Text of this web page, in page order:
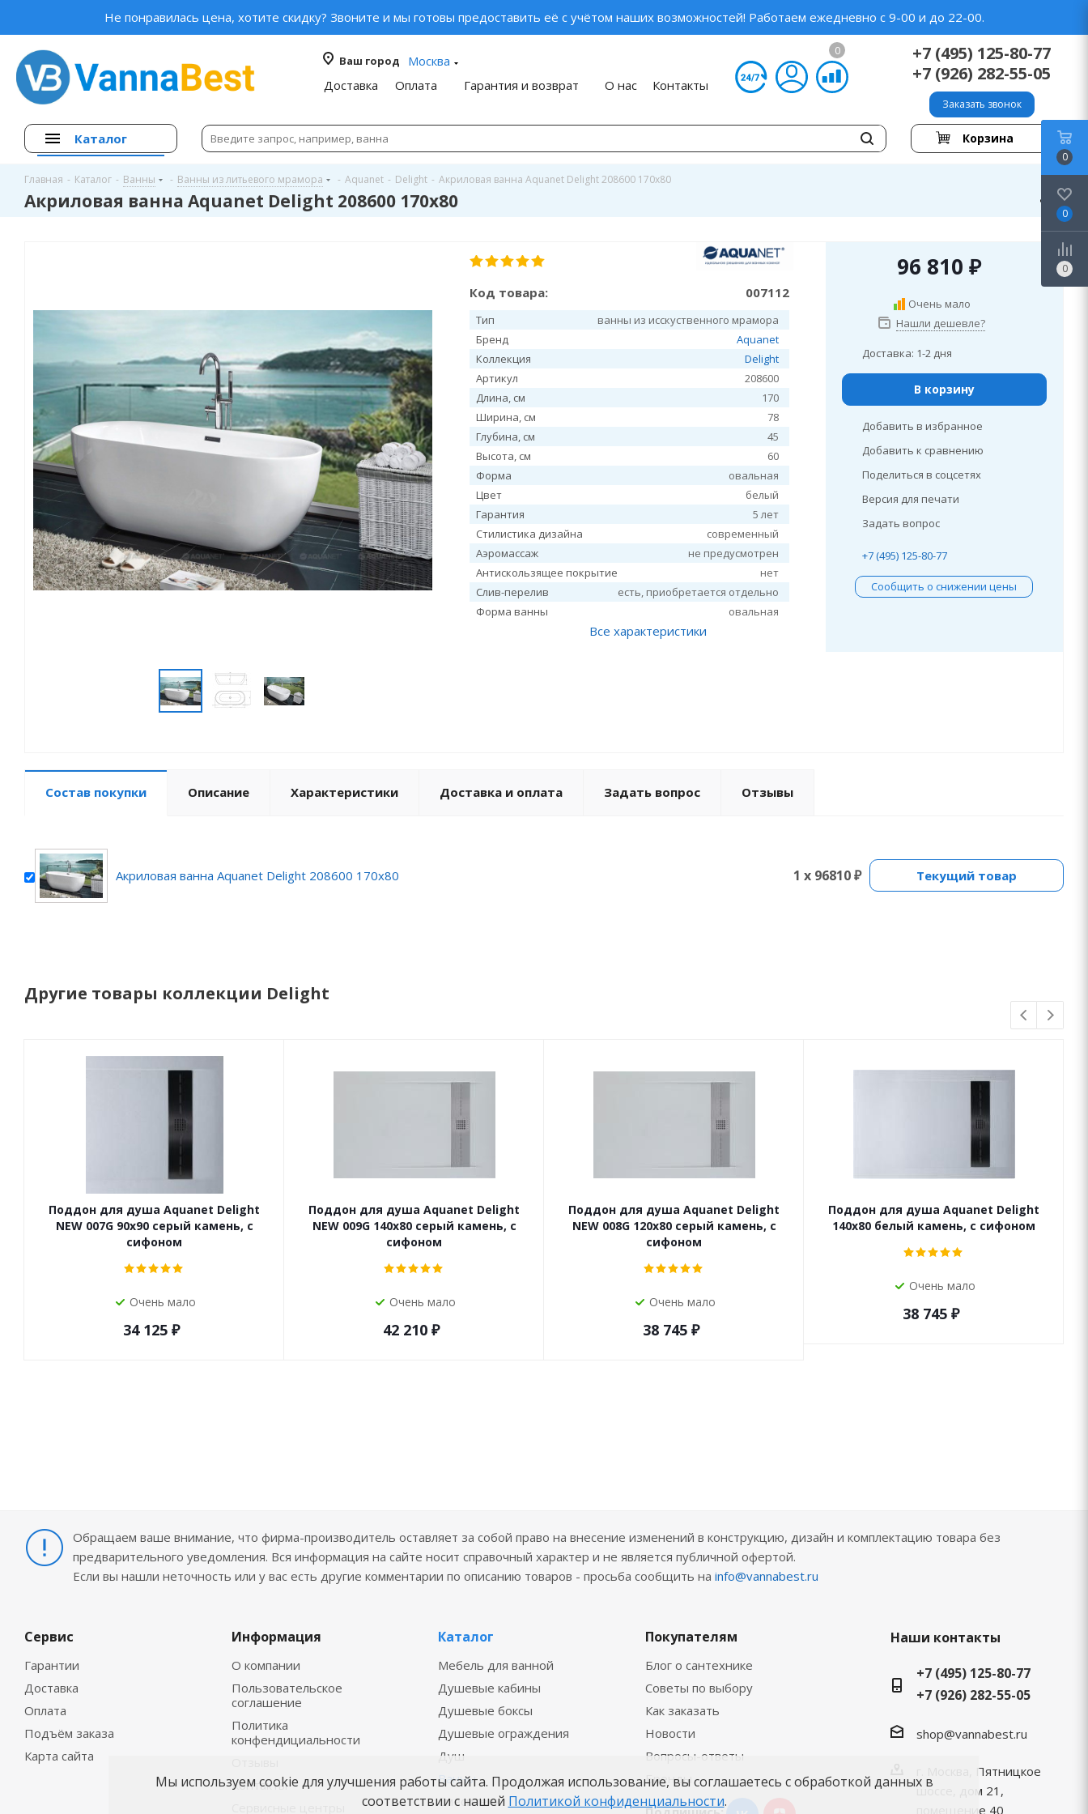
Не понравилась цена, хотите скидку? Звоните и мы готовы предоставить её с учётом наших возможностей! Работаем ежедневно с 9-00 и до 22-00.
Ваш город
Москва
Доставка
Оплата Гарантия и возврат О нас Контакты
0
+7 (495) 125-80-77
+7 (926) 282-55-05
Заказать звонок
Каталог Корзина
Главная - Каталог - Ванны - Ванны из литьевого мрамора - Aquanet - Delight - Акриловая ванна Aquanet Delight 208600 170x80
Акриловая ванна Aquanet Delight 208600 170x80
Код товара: 007112
Тип
ванны из исскуственного мрамора
Бренд
Aquanet
Коллекция
Delight
Артикул
208600
Длина, см
170
Ширина, см
78
Глубина, см
45
Высота, см
60
Форма
овальная
Цвет
белый
Гарантия
5 лет
Стилистика дизайна
современный
Аэромассаж
не предусмотрен
Антискользящее покрытие
нет
Слив-перелив
есть, приобретается отдельно
Форма ванны
овальная
Все характеристики
96 810 ₽
Очень мало
Нашли дешевле?
Доставка: 1-2 дня
В корзину
Добавить в избранное
Добавить к сравнению
Поделиться в соцсетях
Версия для печати
Задать вопрос
+7 (495) 125-80-77
Сообщить о снижении цены
Состав покупки Описание Характеристики Доставка и оплата Задать вопрос Отзывы
Акриловая ванна Aquanet Delight 208600 170x80 1 x 96810 ₽ Текущий товар
Другие товары коллекции Delight
Поддон для душа Aquanet Delight
NEW 007G 90x90 серый камень, с
сифоном
Очень мало
34 125 ₽
Поддон для душа Aquanet Delight
NEW 009G 140x80 серый камень, с
сифоном
Очень мало
42 210 ₽
Поддон для душа Aquanet Delight
NEW 008G 120x80 серый камень, с
сифоном
Очень мало
38 745 ₽
Поддон для душа Aquanet Delight
140x80 белый камень, с сифоном
Очень мало
38 745 ₽
Обращаем ваше внимание, что фирма-производитель оставляет за собой право на внесение изменений в конструкцию, дизайн и комплектацию товара без
предварительного уведомления. Вся информация на сайте носит справочный характер и не является публичной офертой.
Если вы нашли неточность или у вас есть другие комментарии по описанию товаров - просьба сообщить на info@vannabest.ru
Сервис
Гарантии
Доставка
Оплата
Подъём заказа
Карта сайта
Информация
О компании
Пользовательское
соглашение
Политика
конфендициальности
Контакты
Каталог
Мебель для ванной
Душевые кабины
Душевые боксы
Душевые ограждения
Душ
Ванны
Смесители
Покупателям
Блог о сантехнике
Советы по выбору
Как заказать
Новости
Вопросы-ответы
Бренды
Наши контакты
+7 (495) 125-80-77
+7 (926) 282-55-05
shop@vannabest.ru
г. Москва, Пятницкое
шоссе, дом 21,
помещение 40
0
0
0
Мы используем cookie для улучшения работы сайта. Продолжая использование, вы соглашаетесь с обработкой данных в
соответствии с нашей Политикой конфиденциальности.